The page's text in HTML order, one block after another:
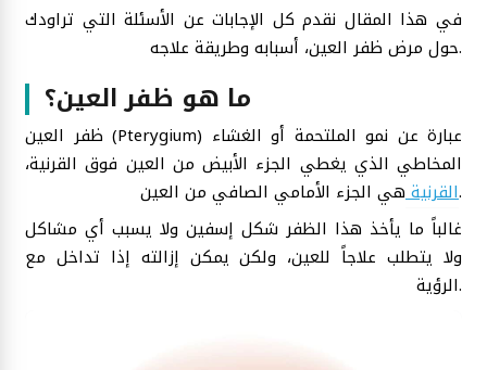
في هذا المقال نقدم كل الإجابات عن الأسئلة التي تراودك
حول مرض ظفر العين، أسبابه وطريقة علاجه.
ما هو ظفر العين؟
ظفر العين (Pterygium) عبارة عن نمو الملتحمة أو الغشاء
المخاطي الذي يغطي الجزء الأبيض من العين فوق القرنية،
القرنيةهي الجزء الأمامي الصافي من العين.
غالباً ما يأخذ هذا الظفر شكل إسفين ولا يسبب أي مشاكل
ولا يتطلب علاجاً للعين، ولكن يمكن إزالته إذا تداخل مع
الرؤية.